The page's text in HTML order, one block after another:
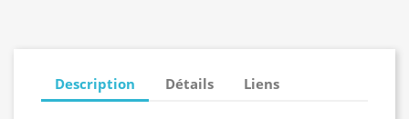
Description Détails Liens